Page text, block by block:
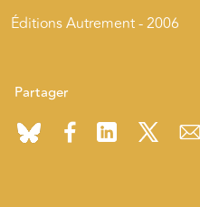
Éditions Autrement - 2006
Partager